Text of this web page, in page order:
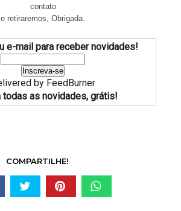
contato
e retiraremos, Obrigada.
e-mail para receber novidades!
by FeedBurner
todas as novidades, grátis!
COMPARTILHE!